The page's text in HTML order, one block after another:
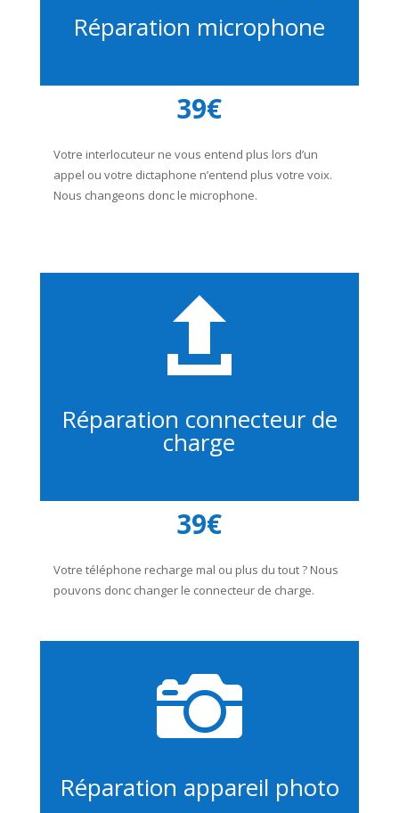
Réparation microphone
39€
Votre interlocuteur ne vous entend plus lors d’un
appel ou votre dictaphone n’entend plus votre voix.
Nous changeons donc le microphone.

Réparation connecteur de
charge
39€
Votre téléphone recharge mal ou plus du tout ? Nous
pouvons donc changer le connecteur de charge.

Réparation appareil photo